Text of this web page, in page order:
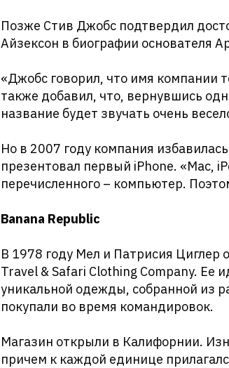
Позже Стив Джобс подтвердил
Айзексон в биографии основателя
«Джобс говорил, что имя компании
также добавил, что, вернувшись
название будет звучать очень
Но в 2007 году компания
презентовал первый iPhone. «Mac,
перечисленного – компьютер.
Banana Republic
В 1978 году Мел и Патрисия Циглер
Travel & Safari Clothing Company. Ее
уникальной одежды, собранной из
покупали во время командировок.
Магазин открыли в Калифорнии.
причем к каждой единице